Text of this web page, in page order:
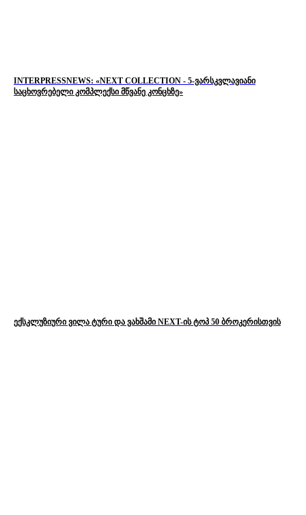
INTERPRESSNEWS: «NEXT COLLECTION - 5-ვარსკვლავიანი
საცხოვრებელი კომპლექსი მწვანე კონცხზე»
ექსკლუზიური ვილა ტური და ვახშამი NEXT-ის ტოპ 50 ბროკერისთვის